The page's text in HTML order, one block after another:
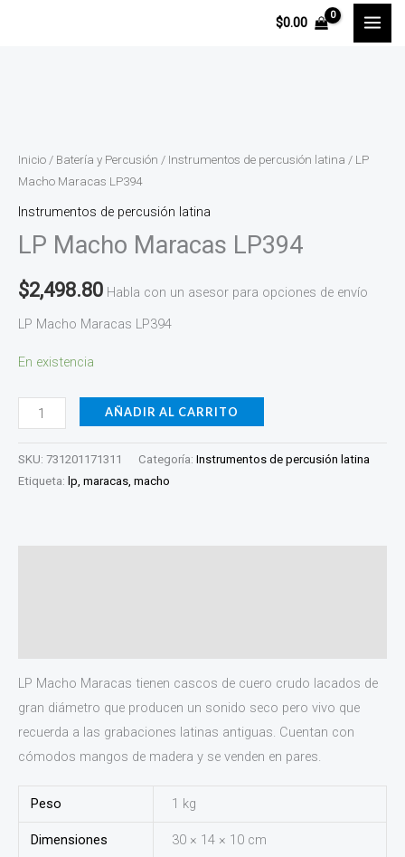
$0.00
Inicio / Batería y Percusión / Instrumentos de percusión latina / LP
Macho Maracas LP394
Instrumentos de percusión latina
LP Macho Maracas LP394
$2,498.80 Habla con un asesor para opciones de envío
LP Macho Maracas LP394
En existencia
Maracas
LP394
cantidad
AÑADIR AL CARRITO
SKU: 731201171311 Categoría: Instrumentos de percusión latina
Etiqueta: lp, maracas, macho
LP Macho Maracas tienen cascos de cuero crudo lacados de
gran diámetro que producen un sonido seco pero vivo que
recuerda a las grabaciones latinas antiguas. Cuentan con
cómodos mangos de madera y se venden en pares.
Peso 1 kg
Dimensiones 30 × 14 × 10 cm